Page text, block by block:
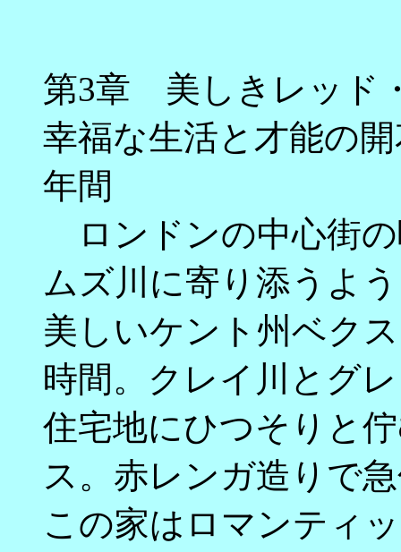
第3章 美しきレッド
幸福な生活と才能の
年間
ロンドンの中心街
ムズ川に寄り添うよ
美しいケント州ベク
時間。クレイ川とグ
住宅地にひつそりと
ス。赤レンガ造りで
この家はロマンティ